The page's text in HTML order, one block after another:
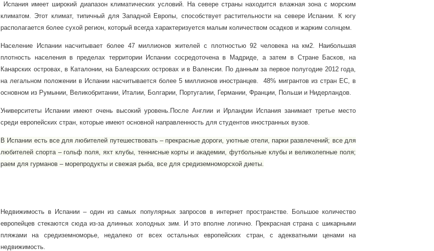
Испания имеет широкий диапазон климатических условий. На севере страны находится влажная зона с морским
климатом. Этот климат, типичный для Западной Европы, способствует растительности на севере Испании. К югу
располагается более сухой регион, который всегда характеризуется малым количеством осадков и жарким солнцем.
Население Испании насчитывает более 47 миллионов жителей с плотностью 92 человека на км2. Наибольшая
плотность населения в пределах территории Испании сосредоточена в Мадриде, а затем в Стране Басков, на
Канарских островах, в Каталонии, на Балеарских островах и в Валенсии. По данным за первое полугодие 2012 года,
на легальном положении в Испании насчитывается более 5 миллионов иностранцев. 48% мигрантов из стран ЕС, в
основном из Румынии, Великобритании, Италии, Болгарии, Португалии, Германии, Франции, Польши и Нидерландов.
Университеты Испании имеют очень высокий уровень. После Англии и Ирландии Испания занимает третье место
среди европейских стран, которые имеют основной направленность для студентов иностранных вузов.
В Испании есть все для любителей путешествовать – прекрасные дороги, уютные отели, парки развлечений; все для
любителей спорта – гольф поля, яхт клубы, теннисные корты и академии, футбольные клубы и великолепные поля;
раем для гурманов – морепродукты и свежая рыба, все для средиземноморской диеты.
Недвижимость в Испании – один из самых популярных запросов в интернет пространстве. Большое количество
европейцев стекаются сюда из-за длинных холодных зим. И это вполне логично. Прекрасная страна с шикарными
пляжами на средиземноморье, недалеко от всех остальных европейских стран, с адекватными ценами на
недвижимость.